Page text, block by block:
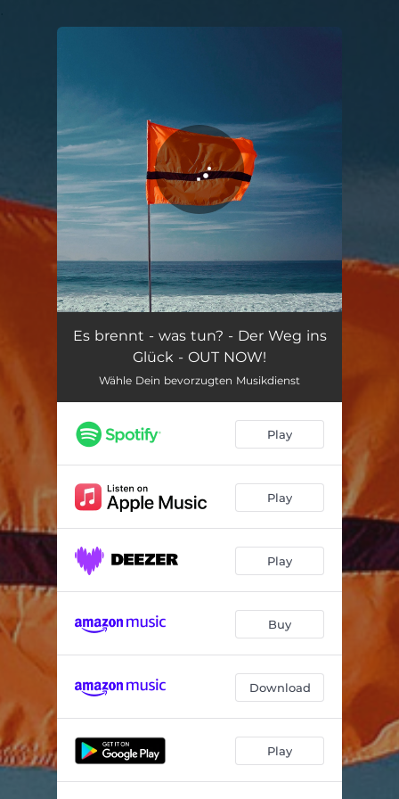
Es brennt - was tun? - Der Weg ins
Glück - OUT NOW!
Wähle Dein bevorzugten Musikdienst
Play
Play
Play
Buy
Download
Play